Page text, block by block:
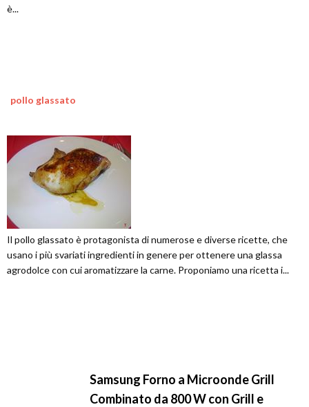
è...
pollo glassato
Il pollo glassato è protagonista di numerose e diverse ricette, che
usano i più svariati ingredienti in genere per ottenere una glassa
agrodolce con cui aromatizzare la carne. Proponiamo una ricetta i...
Samsung Forno a Microonde Grill
Combinato da 800 W con Grill e